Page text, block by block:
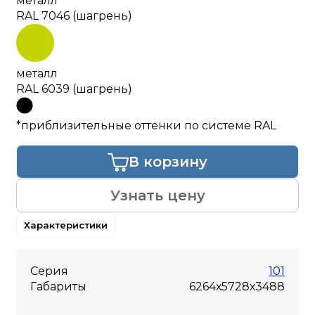
Характеристики
Серия
101
Габариты
6264х5728х3488
RAL 7046 (шагрень)
металл
RAL 6039 (шагрень)
*приблизительные оттенки по системе RAL
Узнать цену
В корзину